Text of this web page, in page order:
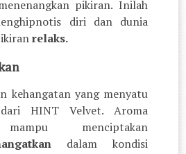
pikiran. Inilah
diri dan dunia
relaks.
kehangatan yang menyatu
HINT Velvet. Aroma
menciptakan
dalam kondisi